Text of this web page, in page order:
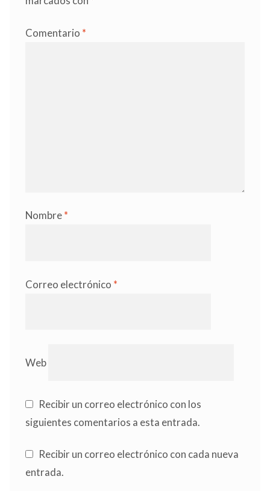
Comentario *
Nombre*
Correo electrónico *
Web
Recibir un correo electrónico con los
siguientes comentarios a esta entrada.
Recibir un correo electrónico con cada nueva
entrada.